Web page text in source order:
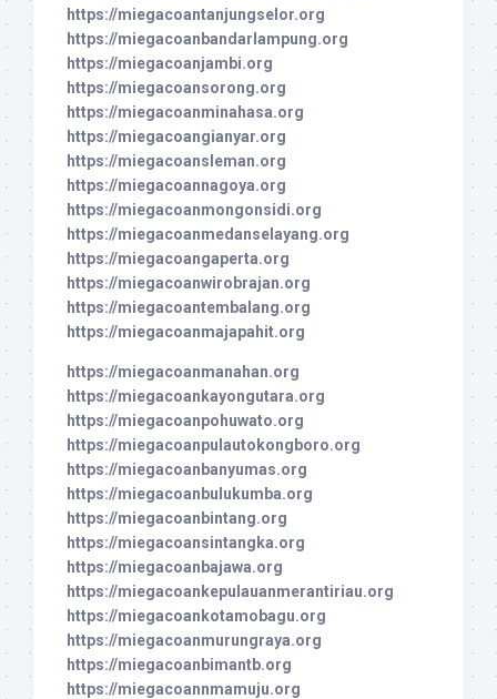
https://miegacoantanjungselor.org
https://miegacoanbandarlampung.org
https://miegacoanjambi.org
https://miegacoansorong.org
https://miegacoanminahasa.org
https://miegacoangianyar.org
https://miegacoansleman.org
https://miegacoannagoya.org
https://miegacoanmongonsidi.org
https://miegacoanmedanselayang.org
https://miegacoangaperta.org
https://miegacoanwirobrajan.org
https://miegacoantembalang.org
https://miegacoanmajapahit.org
https://miegacoanmanahan.org
https://miegacoankayongutara.org
https://miegacoanpohuwato.org
https://miegacoanpulautokongboro.org
https://miegacoanbanyumas.org
https://miegacoanbulukumba.org
https://miegacoanbintang.org
https://miegacoansintangka.org
https://miegacoanbajawa.org
https://miegacoankepulauanmerantiriau.org
https://miegacoankotamobagu.org
https://miegacoanmurungraya.org
https://miegacoanbimantb.org
https://miegacoannmamuju.org